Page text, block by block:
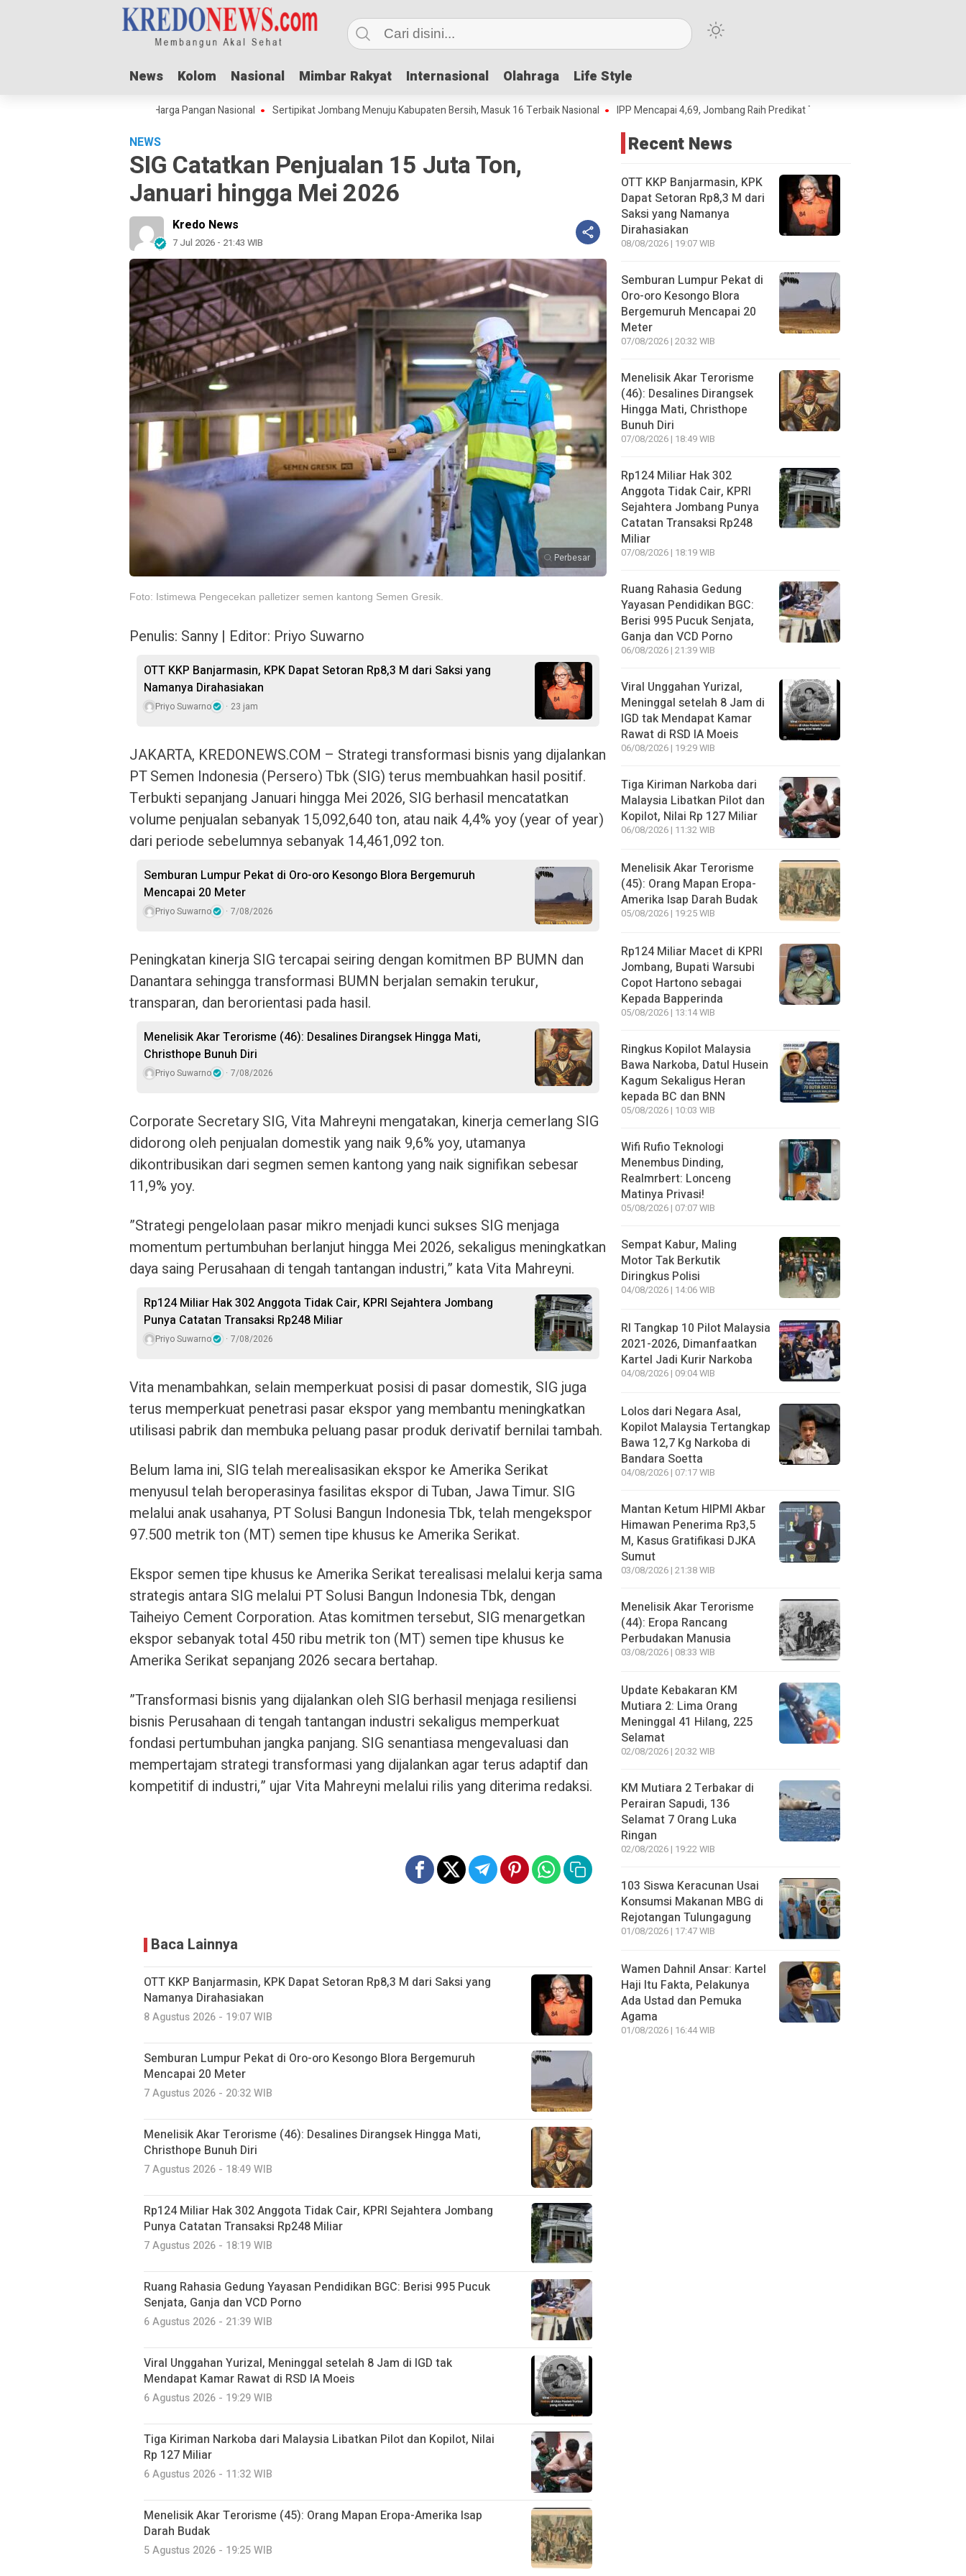
News Kolom Nasional Mimbar Rakyat Internasional Olahraga Life Style
News Kolom Nasional Mimbar Rakyat Internasional Olahraga Life Style
Adha Dorong Lonjakan Harga Pangan Nasional Sertipikat Jombang Menuju Kabupaten Bersih, Masuk 16 Terbaik Nasional IPP Mencapai 4,69, Jombang Raih Predikat Terbaik Jawa Timur dan Peringkat III
NEWS
SIG Catatkan Penjualan 15 Juta Ton,
Januari hingga Mei 2026
Kredo News
7 Jul 2026 - 21:43 WIB
Perbesar
Foto: Istimewa Pengecekan palletizer semen kantong Semen Gresik.
Penulis: Sanny | Editor: Priyo Suwarno
OTT KKP Banjarmasin, KPK Dapat Setoran Rp8,3 M dari Saksi yang
Namanya Dirahasiakan
Priyo Suwarno 23 jam
JAKARTA, KREDONEWS.COM – Strategi transformasi bisnis yang dijalankan
PT Semen Indonesia (Persero) Tbk (SIG) terus membuahkan hasil positif.
Terbukti sepanjang Januari hingga Mei 2026, SIG berhasil mencatatkan
volume penjualan sebanyak 15,092,640 ton, atau naik 4,4% yoy (year of year)
dari periode sebelumnya sebanyak 14,461,092 ton.
Semburan Lumpur Pekat di Oro-oro Kesongo Blora Bergemuruh
Mencapai 20 Meter
Priyo Suwarno 7/08/2026
Peningkatan kinerja SIG tercapai seiring dengan komitmen BP BUMN dan
Danantara sehingga transformasi BUMN berjalan semakin terukur,
transparan, dan berorientasi pada hasil.
Menelisik Akar Terorisme (46): Desalines Dirangsek Hingga Mati,
Christhope Bunuh Diri
Priyo Suwarno 7/08/2026
Corporate Secretary SIG, Vita Mahreyni mengatakan, kinerja cemerlang SIG
didorong oleh penjualan domestik yang naik 9,6% yoy, utamanya
dikontribusikan dari segmen semen kantong yang naik signifikan sebesar
11,9% yoy.
”Strategi pengelolaan pasar mikro menjadi kunci sukses SIG menjaga
momentum pertumbuhan berlanjut hingga Mei 2026, sekaligus meningkatkan
daya saing Perusahaan di tengah tantangan industri,” kata Vita Mahreyni.
Rp124 Miliar Hak 302 Anggota Tidak Cair, KPRI Sejahtera Jombang
Punya Catatan Transaksi Rp248 Miliar
Priyo Suwarno 7/08/2026
Vita menambahkan, selain memperkuat posisi di pasar domestik, SIG juga
terus memperkuat penetrasi pasar ekspor yang membantu meningkatkan
utilisasi pabrik dan membuka peluang pasar produk derivatif bernilai tambah.
Belum lama ini, SIG telah merealisasikan ekspor ke Amerika Serikat
menyusul telah beroperasinya fasilitas ekspor di Tuban, Jawa Timur. SIG
melalui anak usahanya, PT Solusi Bangun Indonesia Tbk, telah mengekspor
97.500 metrik ton (MT) semen tipe khusus ke Amerika Serikat.
Ekspor semen tipe khusus ke Amerika Serikat terealisasi melalui kerja sama
strategis antara SIG melalui PT Solusi Bangun Indonesia Tbk, dengan
Taiheiyo Cement Corporation. Atas komitmen tersebut, SIG menargetkan
ekspor sebanyak total 450 ribu metrik ton (MT) semen tipe khusus ke
Amerika Serikat sepanjang 2026 secara bertahap.
”Transformasi bisnis yang dijalankan oleh SIG berhasil menjaga resiliensi
bisnis Perusahaan di tengah tantangan industri sekaligus memperkuat
fondasi pertumbuhan jangka panjang. SIG senantiasa mengevaluasi dan
mempertajam strategi transformasi yang dijalankan agar terus adaptif dan
kompetitif di industri,” ujar Vita Mahreyni melalui rilis yang diterima redaksi.
Baca Lainnya
OTT KKP Banjarmasin, KPK Dapat Setoran Rp8,3 M dari Saksi yang
Namanya Dirahasiakan
8 Agustus 2026 - 19:07 WIB
Semburan Lumpur Pekat di Oro-oro Kesongo Blora Bergemuruh
Mencapai 20 Meter
7 Agustus 2026 - 20:32 WIB
Menelisik Akar Terorisme (46): Desalines Dirangsek Hingga Mati,
Christhope Bunuh Diri
7 Agustus 2026 - 18:49 WIB
Rp124 Miliar Hak 302 Anggota Tidak Cair, KPRI Sejahtera Jombang
Punya Catatan Transaksi Rp248 Miliar
7 Agustus 2026 - 18:19 WIB
Ruang Rahasia Gedung Yayasan Pendidikan BGC: Berisi 995 Pucuk
Senjata, Ganja dan VCD Porno
6 Agustus 2026 - 21:39 WIB
Viral Unggahan Yurizal, Meninggal setelah 8 Jam di IGD tak
Mendapat Kamar Rawat di RSD IA Moeis
6 Agustus 2026 - 19:29 WIB
Tiga Kiriman Narkoba dari Malaysia Libatkan Pilot dan Kopilot, Nilai
Rp 127 Miliar
6 Agustus 2026 - 11:32 WIB
Menelisik Akar Terorisme (45): Orang Mapan Eropa-Amerika Isap
Darah Budak
5 Agustus 2026 - 19:25 WIB
Recent News
OTT KKP Banjarmasin, KPK
Dapat Setoran Rp8,3 M dari
Saksi yang Namanya
Dirahasiakan
08/08/2026 | 19:07 WIB
Semburan Lumpur Pekat di
Oro-oro Kesongo Blora
Bergemuruh Mencapai 20
Meter
07/08/2026 | 20:32 WIB
Menelisik Akar Terorisme
(46): Desalines Dirangsek
Hingga Mati, Christhope
Bunuh Diri
07/08/2026 | 18:49 WIB
Rp124 Miliar Hak 302
Anggota Tidak Cair, KPRI
Sejahtera Jombang Punya
Catatan Transaksi Rp248
Miliar
07/08/2026 | 18:19 WIB
Ruang Rahasia Gedung
Yayasan Pendidikan BGC:
Berisi 995 Pucuk Senjata,
Ganja dan VCD Porno
06/08/2026 | 21:39 WIB
Viral Unggahan Yurizal,
Meninggal setelah 8 Jam di
IGD tak Mendapat Kamar
Rawat di RSD IA Moeis
06/08/2026 | 19:29 WIB
Tiga Kiriman Narkoba dari
Malaysia Libatkan Pilot dan
Kopilot, Nilai Rp 127 Miliar
06/08/2026 | 11:32 WIB
Menelisik Akar Terorisme
(45): Orang Mapan Eropa-
Amerika Isap Darah Budak
05/08/2026 | 19:25 WIB
Rp124 Miliar Macet di KPRI
Jombang, Bupati Warsubi
Copot Hartono sebagai
Kepada Bapperinda
05/08/2026 | 13:14 WIB
Ringkus Kopilot Malaysia
Bawa Narkoba, Datul Husein
Kagum Sekaligus Heran
kepada BC dan BNN
05/08/2026 | 10:03 WIB
Wifi Rufio Teknologi
Menembus Dinding,
Realmrbert: Lonceng
Matinya Privasi!
05/08/2026 | 07:07 WIB
Sempat Kabur, Maling
Motor Tak Berkutik
Diringkus Polisi
04/08/2026 | 14:06 WIB
RI Tangkap 10 Pilot Malaysia
2021-2026, Dimanfaatkan
Kartel Jadi Kurir Narkoba
04/08/2026 | 09:04 WIB
Lolos dari Negara Asal,
Kopilot Malaysia Tertangkap
Bawa 12,7 Kg Narkoba di
Bandara Soetta
04/08/2026 | 07:17 WIB
Mantan Ketum HIPMI Akbar
Himawan Penerima Rp3,5
M, Kasus Gratifikasi DJKA
Sumut
03/08/2026 | 21:38 WIB
Menelisik Akar Terorisme
(44): Eropa Rancang
Perbudakan Manusia
03/08/2026 | 08:33 WIB
Update Kebakaran KM
Mutiara 2: Lima Orang
Meninggal 41 Hilang, 225
Selamat
02/08/2026 | 20:32 WIB
KM Mutiara 2 Terbakar di
Perairan Sapudi, 136
Selamat 7 Orang Luka
Ringan
02/08/2026 | 19:22 WIB
103 Siswa Keracunan Usai
Konsumsi Makanan MBG di
Rejotangan Tulungagung
01/08/2026 | 17:47 WIB
Wamen Dahnil Ansar: Kartel
Haji Itu Fakta, Pelakunya
Ada Ustad dan Pemuka
Agama
01/08/2026 | 16:44 WIB